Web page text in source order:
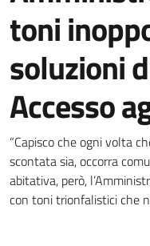
toni
soluzioni
Accesso
Dettagli
“Capisco che ogni volta
scontata sia, occorra
abitativa, però,
con toni trionfalistici che